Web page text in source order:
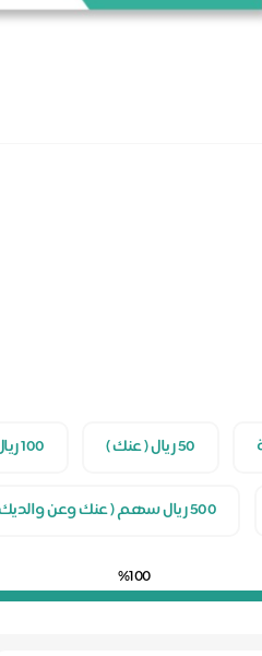
50 ريال ( عنك ) 100 ريال سهم (عنك وعن من تحب )
500 ريال سهم ( عنك وعن والديك وزوجتك وأبنائك ومن تحب )
%100